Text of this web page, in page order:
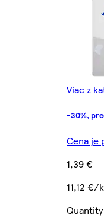
Viac z
-30%,
Cena je
1,39 €
11,12 €/